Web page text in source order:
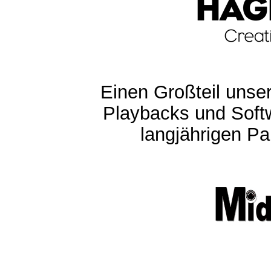
Einen Großteil
Playbacks und
langjährigen